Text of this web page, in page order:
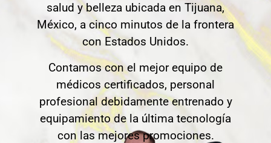
salud y belleza ubicada en Tijuana,
México, a cinco minutos de la frontera
con Estados Unidos.
Contamos con el mejor equipo de
médicos certificados, personal
profesional debidamente entrenado y
equipamiento de la última tecnología
con las mejores promociones.